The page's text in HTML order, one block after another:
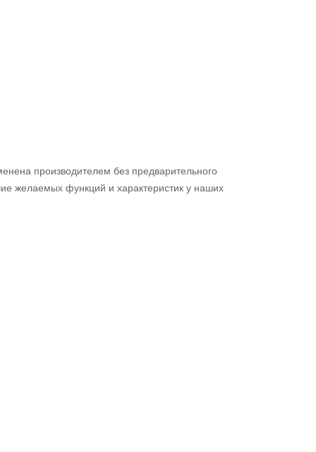
производителем без предварительного
желаемых функций и характеристик у наших